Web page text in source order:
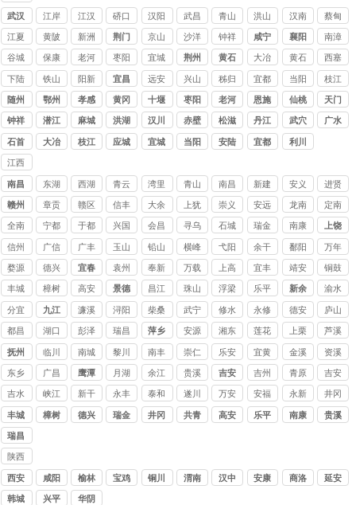
讨债
公司
武汉 江岸 江汉 硚口 汉阳 武昌 青山 洪山 汉南 蔡甸
江夏 黄陂 新洲 荆门 京山 沙洋 钟祥 咸宁 襄阳 南漳
谷城 保康
老河
口
枣阳 宜城 荆州 黄石 大冶
黄石
港
西塞
山
下陆 铁山 阳新 宜昌 远安 兴山 秭归 宜都 当阳 枝江
随州 鄂州 孝感 黄冈 十堰 枣阳
老河
口
恩施 仙桃 天门
钟祥 潜江 麻城 洪湖 汉川 赤壁 松滋
丹江
口
武穴 广水
石首 大冶 枝江 应城 宜城 当阳 安陆 宜都 利川
江西
讨债
公司
南昌 东湖 西湖 青云 湾里 青山 南昌 新建 安义 进贤
赣州 章贡 赣区 信丰 大余 上犹 崇义 安远 龙南 定南
全南 宁都 于都 兴国 会昌 寻乌 石城 瑞金 南康 上饶
信州 广信 广丰 玉山 铅山 横峰 弋阳 余干 鄱阳 万年
婺源 德兴 宜春 袁州 奉新 万载 上高 宜丰 靖安 铜鼓
丰城 樟树 高安
景德
镇
昌江 珠山 浮梁 乐平 新余 渝水
分宜 九江 濂溪 浔阳 柴桑 武宁 修水 永修 德安 庐山
都昌 湖口 彭泽 瑞昌 萍乡 安源 湘东 莲花 上栗 芦溪
抚州 临川 南城 黎川 南丰 崇仁 乐安 宜黄 金溪 资溪
东乡 广昌 鹰潭 月湖 余江 贵溪 吉安 吉州 青原 吉安
吉水 峡江 新干 永丰 泰和 遂川 万安 安福 永新
井冈
山
丰城 樟树 德兴 瑞金
井冈
共青
高安 乐平 南康 贵溪
瑞昌
陕西
讨债
公司
西安 咸阳 榆林 宝鸡 铜川 渭南 汉中 安康 商洛 延安
韩城 兴平 华阴